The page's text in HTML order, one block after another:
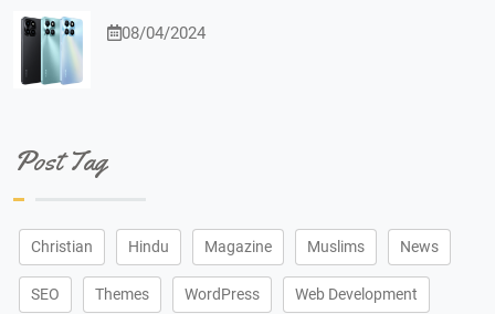
08/04/2024
Post Tag
Christian Hindu Magazine Muslims News
SEO Themes WordPress Web Development